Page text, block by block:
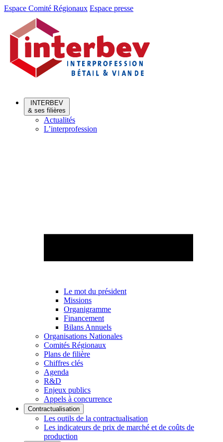
Aller
Aller
contenu
Espace Comité Régionaux Espace presse
INTERBEV
& ses filières
Actualités
L’interprofession
Le mot du président
Missions
Organigramme
Financement
Bilans Annuels
Organisations Nationales
Comités Régionaux
Plans de filière
Chiffres clés
Agenda
R&D
Enjeux publics
Appels à concurrence
Contractualisation
Les outils de la contractualisation
Les indicateurs de prix de marché et de coûts de
production